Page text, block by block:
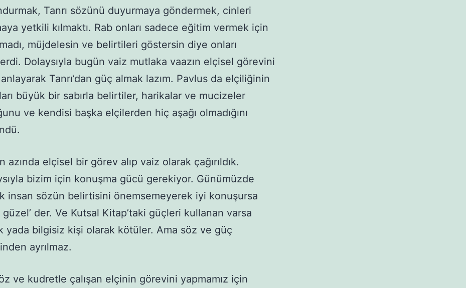
Tanrı sözünü duyurmaya göndermek, cinleri
yetkili kılmaktı. Rab onları sadece eğitim vermek için
müjdelesin ve belirtileri göstersin diye onları
Dolaysıyla bugün vaiz mutlaka vaazın elçisel görevini
Tanrı’dan güç almak lazım. Pavlus da elçiliğinin
büyük bir sabırla belirtiler, harikalar ve mucizeler
ve kendisi başka elçilerden hiç aşağı olmadığını
azında elçisel bir görev alıp vaiz olarak çağırıldık.
bizim için konuşma gücü gerekiyor. Günümüzde
insan sözün belirtisini önemsemeyerek iyi konuşursa
güzel’ der. Ve Kutsal Kitap’taki güçleri kullanan varsa
yada bilgisiz kişi olarak kötüler. Ama söz ve güç
ayrılmaz.
ve kudretle çalışan elçinin görevini yapmamız için